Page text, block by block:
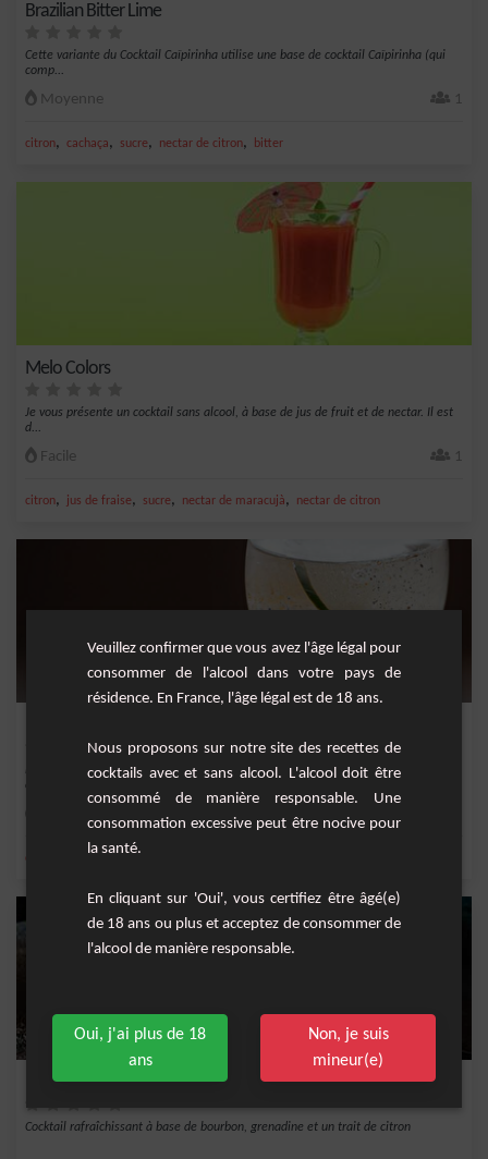
Brazilian Bitter Lime
Cette variante du Cocktail Caïpirinha utilise une base de cocktail Caïpirinha (qui
comp...
Moyenne 1
citron, cachaça, sucre, nectar de citron, bitter
Melo Colors
Je vous présente un cocktail sans alcool, à base de jus de fruit et de nectar. Il est
d...
Facile 1
citron, jus de fraise, sucre, nectar de maracujà, nectar de citron
Découvrez ce cocktail frais de Prosecco Litchi Sorbet. Sa saveur fruitée est le bon
cho...
citron
New Yorker
Cocktail rafraîchissant à base de bourbon, grenadine et un trait de citron
Veuillez confirmer que vous avez l'âge légal pour
consommer de l'alcool dans votre pays de
résidence. En France, l'âge légal est de 18 ans.
Nous proposons sur notre site des recettes de
cocktails avec et sans alcool. L'alcool doit être
consommé de manière responsable. Une
consommation excessive peut être nocive pour
la santé.
En cliquant sur 'Oui', vous certifiez être âgé(e)
de 18 ans ou plus et acceptez de consommer de
l'alcool de manière responsable.
Oui, j'ai plus de 18
ans
Non, je suis
mineur(e)